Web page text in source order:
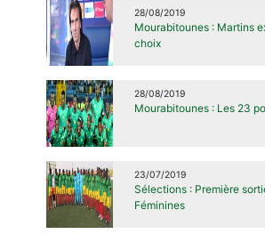
28/08/2019
Mourabitounes : Martins
choix
28/08/2019
Mourabitounes : Les 23
23/07/2019
Sélections : Première
Féminines